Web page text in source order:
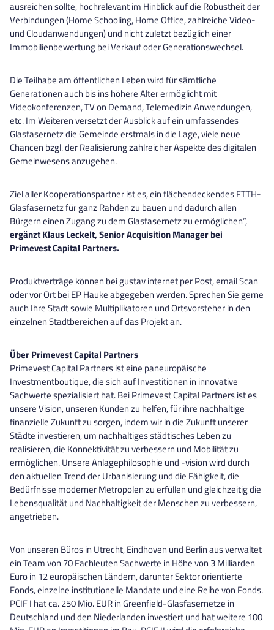
ausreichen sollte, hochrelevant im Hinblick auf die Robustheit der
Verbindungen (Home Schooling, Home Office, zahlreiche Video-
und Cloudanwendungen) und nicht zuletzt bezüglich einer
Immobilienbewertung bei Verkauf oder Generationswechsel.
Die Teilhabe am öffentlichen Leben wird für sämtliche
Generationen auch bis ins höhere Alter ermöglicht mit
Videokonferenzen, TV on Demand, Telemedizin Anwendungen,
etc. Im Weiteren versetzt der Ausblick auf ein umfassendes
Glasfasernetz die Gemeinde erstmals in die Lage, viele neue
Chancen bzgl. der Realisierung zahlreicher Aspekte des digitalen
Gemeinwesens anzugehen.
Ziel aller Kooperationspartner ist es, ein flächendeckendes FTTH-
Glasfasernetz für ganz Rahden zu bauen und dadurch allen
Bürgern einen Zugang zu dem Glasfasernetz zu ermöglichen“,
ergänzt Klaus Leckelt, Senior Acquisition Manager bei
Primevest Capital Partners.
Produktverträge können bei gustav internet per Post, email Scan
oder vor Ort bei EP Hauke abgegeben werden. Sprechen Sie gerne
auch Ihre Stadt sowie Multiplikatoren und Ortsvorsteher in den
einzelnen Stadtbereichen auf das Projekt an.
Über Primevest Capital Partners
Primevest Capital Partners ist eine paneuropäische
Investmentboutique, die sich auf Investitionen in innovative
Sachwerte spezialisiert hat. Bei Primevest Capital Partners ist es
unsere Vision, unseren Kunden zu helfen, für ihre nachhaltige
finanzielle Zukunft zu sorgen, indem wir in die Zukunft unserer
Städte investieren, um nachhaltiges städtisches Leben zu
realisieren, die Konnektivität zu verbessern und Mobilität zu
ermöglichen. Unsere Anlagephilosophie und -vision wird durch
den aktuellen Trend der Urbanisierung und die Fähigkeit, die
Bedürfnisse moderner Metropolen zu erfüllen und gleichzeitig die
Lebensqualität und Nachhaltigkeit der Menschen zu verbessern,
angetrieben.
Von unseren Büros in Utrecht, Eindhoven und Berlin aus verwaltet
ein Team von 70 Fachleuten Sachwerte in Höhe von 3 Milliarden
Euro in 12 europäischen Ländern, darunter Sektor orientierte
Fonds, einzelne institutionelle Mandate und eine Reihe von Fonds.
PCIF I hat ca. 250 Mio. EUR in Greenfield-Glasfasernetze in
Deutschland und den Niederlanden investiert und hat weitere 100